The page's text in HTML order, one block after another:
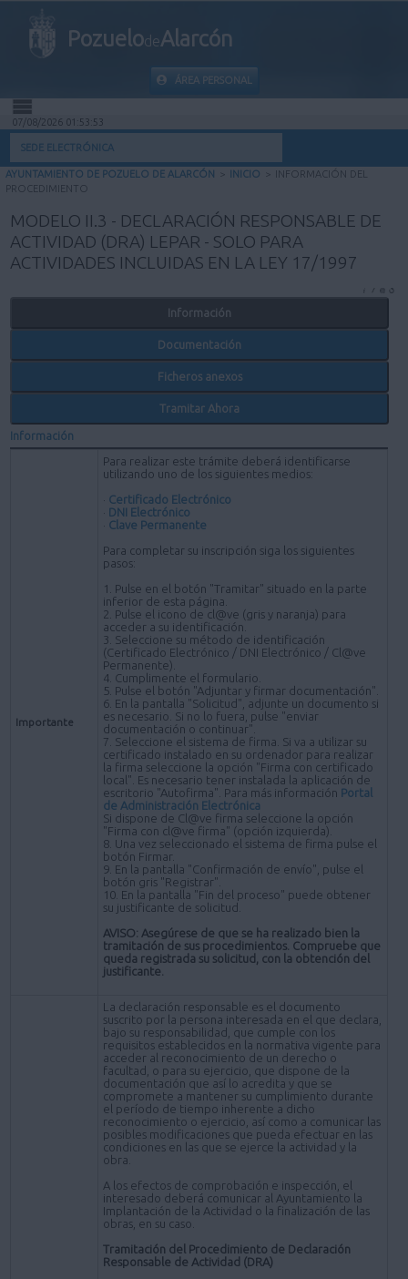
PozuelodeAlarcón
ÁREA PERSONAL
INICIO
INFORMACIÓN PÚBLICA
MI CARPETA
AYUDA
07/08/2026 01:53:54
SEDE ELECTRÓNICA
AYUNTAMIENTO DE POZUELO DE ALARCÓN > INICIO > INFORMACIÓN DEL
PROCEDIMIENTO
MODELO II.3 - DECLARACIÓN RESPONSABLE DE
ACTIVIDAD (DRA) LEPAR - SOLO PARA
ACTIVIDADES INCLUIDAS EN LA LEY 17/1997
Información
Documentación
Ficheros anexos
Tramitar Ahora
Información
Importante
Para realizar este trámite deberá identificarse
utilizando uno de los siguientes medios:
· Certificado Electrónico
· DNI Electrónico
· Clave Permanente
Para completar su inscripción siga los siguientes
pasos:
1. Pulse en el botón "Tramitar" situado en la parte
inferior de esta página.
2. Pulse el icono de cl@ve (gris y naranja) para
acceder a su identificación.
3. Seleccione su método de identificación
(Certificado Electrónico / DNI Electrónico / Cl@ve
Permanente).
4. Cumplimente el formulario.
5. Pulse el botón "Adjuntar y firmar documentación".
6. En la pantalla "Solicitud", adjunte un documento si
es necesario. Si no lo fuera, pulse "enviar
documentación o continuar".
7. Seleccione el sistema de firma. Si va a utilizar su
certificado instalado en su ordenador para realizar
la firma seleccione la opción "Firma con certificado
local". Es necesario tener instalada la aplicación de
escritorio "Autofirma". Para más información Portal
de Administración Electrónica
Si dispone de Cl@ve firma seleccione la opción
"Firma con cl@ve firma" (opción izquierda).
8. Una vez seleccionado el sistema de firma pulse el
botón Firmar.
9. En la pantalla "Confirmación de envío", pulse el
botón gris "Registrar".
10. En la pantalla "Fin del proceso" puede obtener
su justificante de solicitud.
AVISO: Asegúrese de que se ha realizado bien la
tramitación de sus procedimientos. Compruebe que
queda registrada su solicitud, con la obtención del
justificante.
La declaración responsable es el documento
suscrito por la persona interesada en el que declara,
bajo su responsabilidad, que cumple con los
requisitos establecidos en la normativa vigente para
acceder al reconocimiento de un derecho o
facultad, o para su ejercicio, que dispone de la
documentación que así lo acredita y que se
compromete a mantener su cumplimiento durante
el período de tiempo inherente a dicho
reconocimiento o ejercicio, así como a comunicar las
posibles modificaciones que pueda efectuar en las
condiciones en las que se ejerce la actividad y la
obra.
A los efectos de comprobación e inspección, el
interesado deberá comunicar al Ayuntamiento la
Implantación de la Actividad o la finalización de las
obras, en su caso.
Tramitación del Procedimiento de Declaración
Responsable de Actividad (DRA)